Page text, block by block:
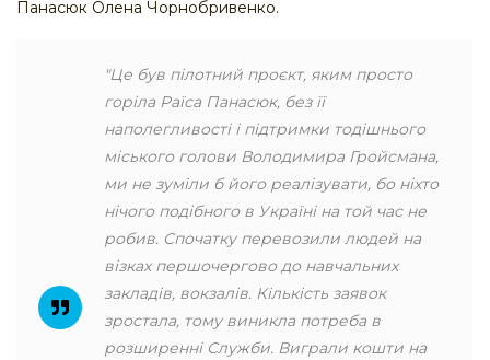
Панасюк Олена Чорнобривенко.
"Це був пілотний проєкт, яким просто
горіла Раїса Панасюк, без її
наполегливості і підтримки тодішнього
міського голови Володимира Гройсмана,
ми не зуміли б його реалізувати, бо ніхто
нічого подібного в Україні на той час не
робив. Спочатку перевозили людей на
візках першочергово до навчальних
закладів, вокзалів. Кількість заявок
зростала, тому виникла потреба в
розширенні Служби. Виграли кошти на